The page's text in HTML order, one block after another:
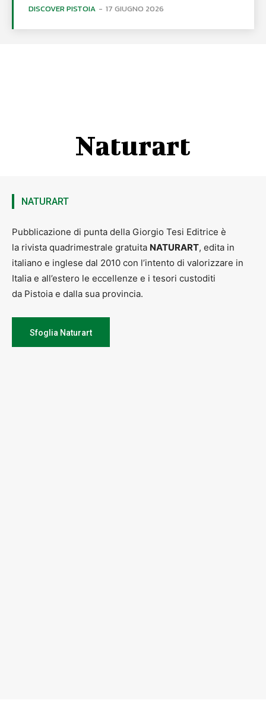
DISCOVER PISTOIA - 17 GIUGNO 2026
Naturart
NATURART
Pubblicazione di punta della Giorgio Tesi Editrice è
la rivista quadrimestrale gratuita NATURART, edita in
italiano e inglese dal 2010 con l’intento di valorizzare in
Italia e all’estero le eccellenze e i tesori custoditi
da Pistoia e dalla sua provincia.
Sfoglia Naturart